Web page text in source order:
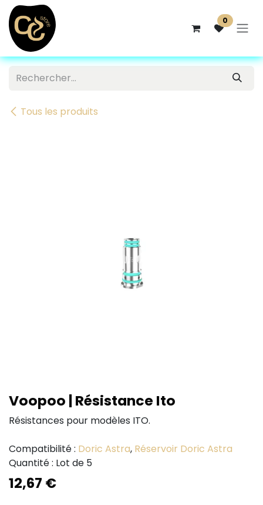
Se rendre au contenu
0
Tous les produits
Voopoo | Résistance Ito
Résistances pour modèles ITO.
Compatibilité : Doric Astra, Réservoir Doric Astra
Quantité : Lot de 5
12,67 €